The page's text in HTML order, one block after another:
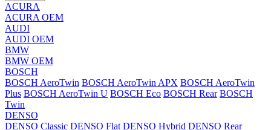
ACURA
ACURA OEM
AUDI
AUDI OEM
BMW
BMW OEM
BOSCH
BOSCH AeroTwin BOSCH AeroTwin APX BOSCH AeroTwin
Plus BOSCH AeroTwin U BOSCH Eco BOSCH Rear BOSCH
Twin
DENSO
DENSO Classic DENSO Flat DENSO Hybrid DENSO Rear